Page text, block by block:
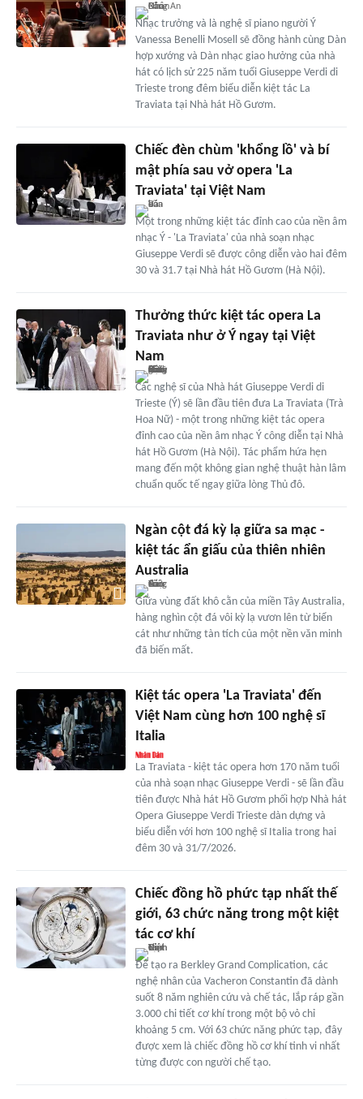
Nhạc trưởng và là nghệ sĩ piano người Ý
Vanessa Benelli Mosell sẽ đồng hành cùng Dàn
hợp xướng và Dàn nhạc giao hưởng của nhà
hát có lịch sử 225 năm tuổi Giuseppe Verdi di
Trieste trong đêm biểu diễn kiệt tác La
Traviata tại Nhà hát Hồ Gươm.
Chiếc đèn chùm 'khổng lồ' và bí
mật phía sau vở opera 'La
Traviata' tại Việt Nam
Một trong những kiệt tác đỉnh cao của nền âm
nhạc Ý - 'La Traviata' của nhà soạn nhạc
Giuseppe Verdi sẽ được công diễn vào hai đêm
30 và 31.7 tại Nhà hát Hồ Gươm (Hà Nội).
Thưởng thức kiệt tác opera La
Traviata như ở Ý ngay tại Việt
Nam
Các nghệ sĩ của Nhà hát Giuseppe Verdi di
Trieste (Ý) sẽ lần đầu tiên đưa La Traviata (Trà
Hoa Nữ) - một trong những kiệt tác opera
đỉnh cao của nền âm nhạc Ý công diễn tại Nhà
hát Hồ Gươm (Hà Nội). Tác phẩm hứa hẹn
mang đến một không gian nghệ thuật hàn lâm
chuẩn quốc tế ngay giữa lòng Thủ đô.
Ngàn cột đá kỳ lạ giữa sa mạc -
kiệt tác ẩn giấu của thiên nhiên
Australia
Giữa vùng đất khô cằn của miền Tây Australia,
hàng nghìn cột đá vôi kỳ lạ vươn lên từ biển
cát như những tàn tích của một nền văn minh
đã biến mất.
Kiệt tác opera 'La Traviata' đến
Việt Nam cùng hơn 100 nghệ sĩ
Italia
La Traviata - kiệt tác opera hơn 170 năm tuổi
của nhà soạn nhạc Giuseppe Verdi - sẽ lần đầu
tiên được Nhà hát Hồ Gươm phối hợp Nhà hát
Opera Giuseppe Verdi Trieste dàn dựng và
biểu diễn với hơn 100 nghệ sĩ Italia trong hai
đêm 30 và 31/7/2026.
Chiếc đồng hồ phức tạp nhất thế
giới, 63 chức năng trong một kiệt
tác cơ khí
Để tạo ra Berkley Grand Complication, các
nghệ nhân của Vacheron Constantin đã dành
suốt 8 năm nghiên cứu và chế tác, lắp ráp gần
3.000 chi tiết cơ khí trong một bộ vỏ chỉ
khoảng 5 cm. Với 63 chức năng phức tạp, đây
được xem là chiếc đồng hồ cơ khí tinh vi nhất
từng được con người chế tạo.